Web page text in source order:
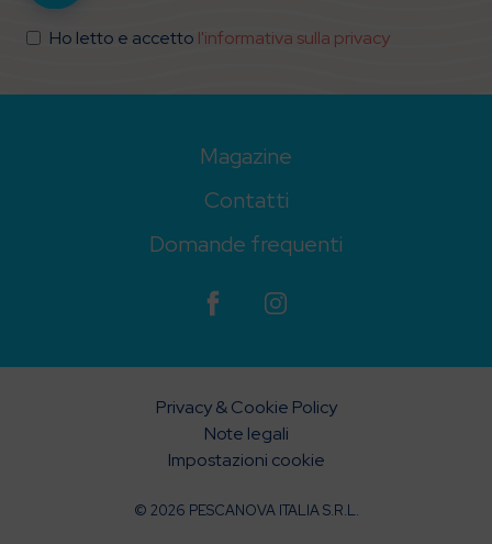
Ho letto e accetto l'informativa sulla privacy
Magazine
Contatti
Domande frequenti
Privacy & Cookie Policy
Note legali
Impostazioni cookie
© 2026 PESCANOVA ITALIA S.R.L.